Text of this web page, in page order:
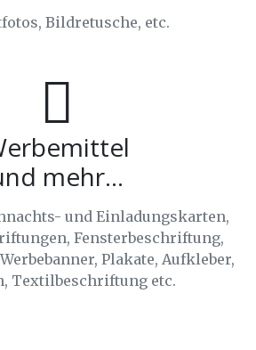
Bildretusche, etc.
mehr...
und Einladungskarten,
Fensterbeschriftung,
Plakate, Aufkleber,
Textilbeschriftung etc.